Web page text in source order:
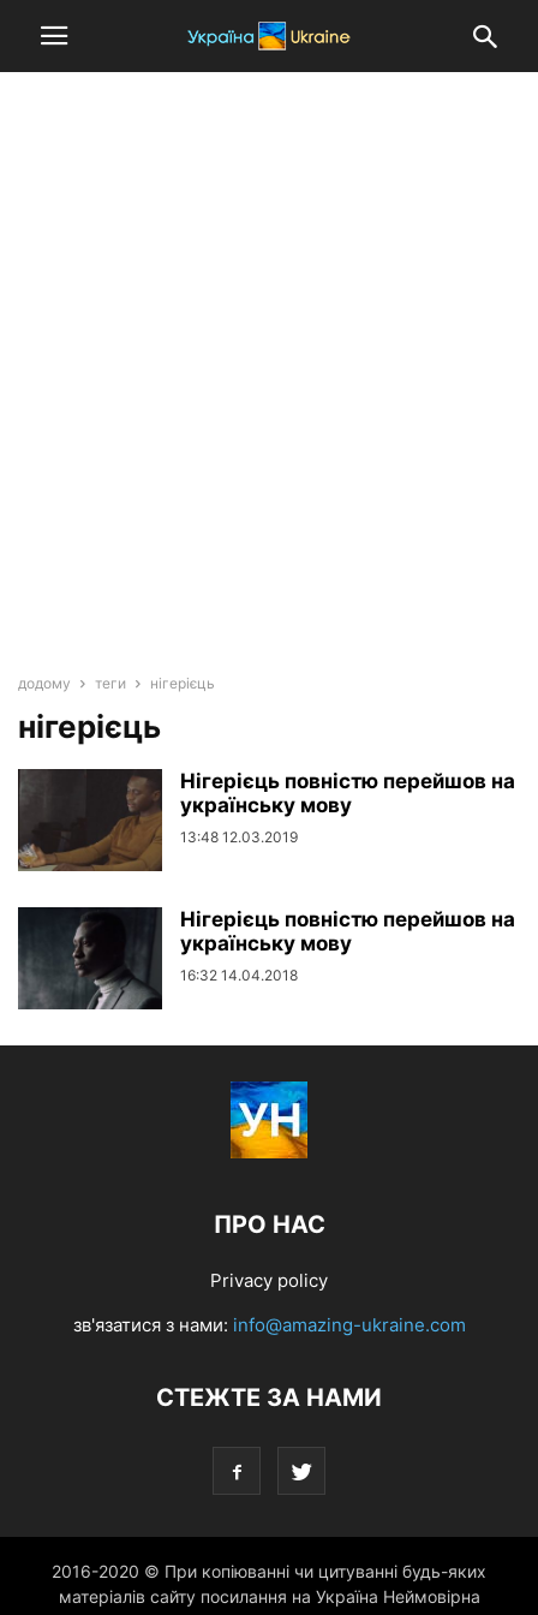
додому теги нігерієць
нігерієць
Нігерієць повністю перейшов на
українську мову
13:48 12.03.2019
Нігерієць повністю перейшов на
українську мову
16:32 14.04.2018
ПРО НАС
Privacy policy
зв'язатися з нами: info@amazing-ukraine.com
СТЕЖТЕ ЗА НАМИ
2016-2020 © При копіюванні чи цитуванні будь-яких
матеріалів сайту посилання на Україна Неймовірна